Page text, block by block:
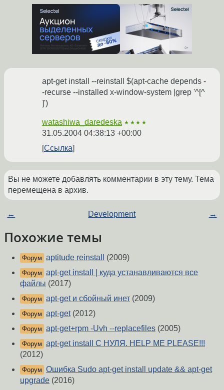
apt-get install --reinstall $(apt-cache depends -
-recurse --installed x-window-system |grep '^[^
]')
watashiwa_daredeska ★★★★
31.05.2004 04:38:13 +00:00
Ссылка
Вы не можете добавлять комментарии в эту тему. Тема
перемещена в архив.
← Development →
Похожие темы
Форум aptitude reinstall (2009)
Форум apt-get install | куда устанавливаются все
файлы (2017)
Форум apt-get и сбойный инет (2009)
Форум apt-get(2012)
Форум apt-get+rpm -Uvh --replacefiles (2005)
Форум apt-get install С НУЛЯ. HELP ME PLEASE!!!
(2012)
Форум Ошибка Sudo apt-get install update && apt-get
upgrade (2016)